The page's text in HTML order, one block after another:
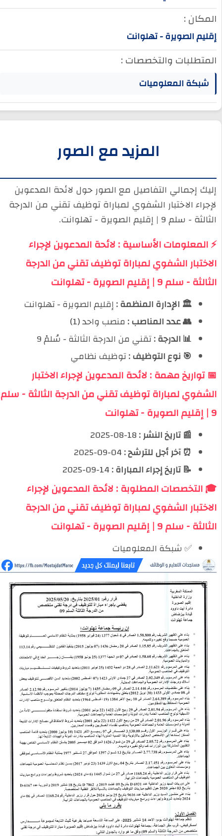
المكان :
إقليم الصويرة - تهلوانت
المتطلبات والتخصصات :
شبكة المعلوميات
المزيد مع الصور
إليك إجمالي التفاصيل مع الصور حول لائحة المدعوين
لإجراء الاختبار الشفوي لمباراة توظيف تقني من الدرجة
الثالثة - سلم 9 | إقليم الصويرة - تهلوانت.
⚡ المعلومات الأساسية : لائحة المدعوين لإجراء
الاختبار الشفوي لمباراة توظيف تقني من الدرجة
الثالثة - سلم 9 | إقليم الصويرة - تهلوانت
🏛️ الإدارة المنظمة :إقليم الصويرة - تهلوانت
👥 عدد المناصب :منصب واحد (1)
📊 الدرجة :تقني من الدرجة الثالثة - سُلمْ 9
🎯 نوع التوظيف :توظيف نظامي
📅 تواريخ مهمة : لائحة المدعوين لإجراء الاختبار
الشفوي لمباراة توظيف تقني من الدرجة الثالثة - سلم
📰 تاريخ النشر :18-08-2025
⏰ آخر أجل للترشح :04-09-2025
📝 تاريخ إجراء المباراة :14-09-2025
🎓 التخصصات المطلوبة : لائحة المدعوين لإجراء
الاختبار الشفوي لمباراة توظيف تقني من الدرجة
الثالثة - سلم 9 | إقليم الصويرة - تهلوانت
✅ شبكة المعلوميات